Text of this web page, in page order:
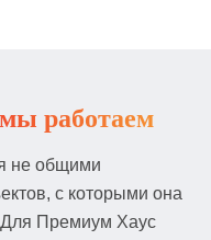
мы работаем
не общими
с которыми она
Для Премиум Хаус